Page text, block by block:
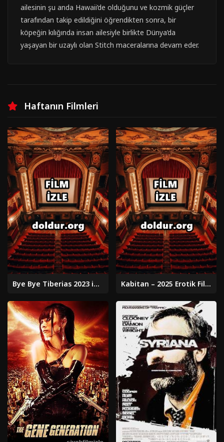
ailesinin şu anda Hawaii’de olduğunu ve kozmik güçler
tarafından takip edildiğini öğrendikten sonra, bir
köpeğin kılığında insan ailesiyle birlikte Dünya’da
yaşayan bir uzaylı olan Stitch maceralarına devam eder.
Haftanın Filmleri
Bye Bye Tiberias 2023 izle Kabitan – 2025 Erotik Filmi